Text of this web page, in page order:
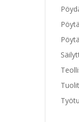
Tuolit